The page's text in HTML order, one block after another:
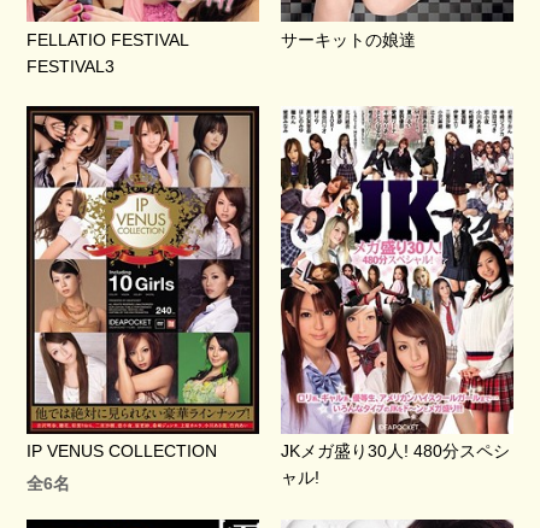
FELLATIO FESTIVAL
FESTIVAL3
サーキットの娘達
IP VENUS COLLECTION
全6名
JKメガ盛り30人! 480分スペシ
ャル!